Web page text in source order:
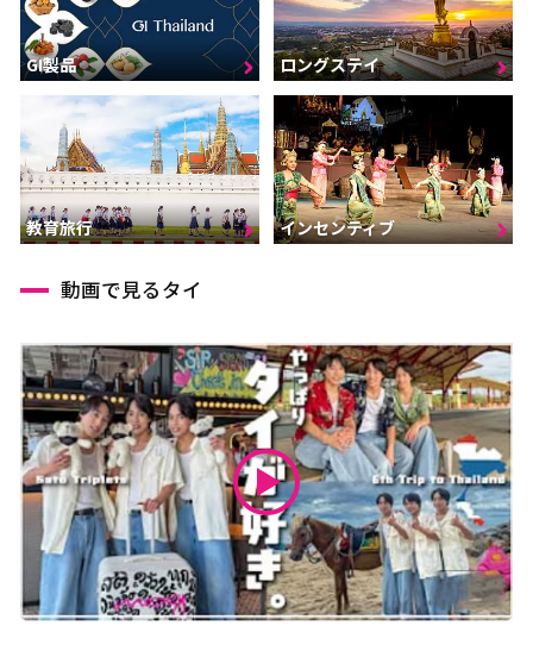
GI製品 ロングステイ
教育旅行 インセンティブ
動画で見るタイ